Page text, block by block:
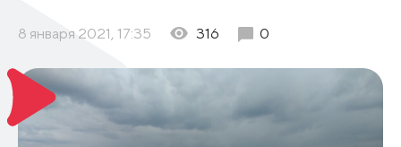
8 января 2021, 17:35 316 0